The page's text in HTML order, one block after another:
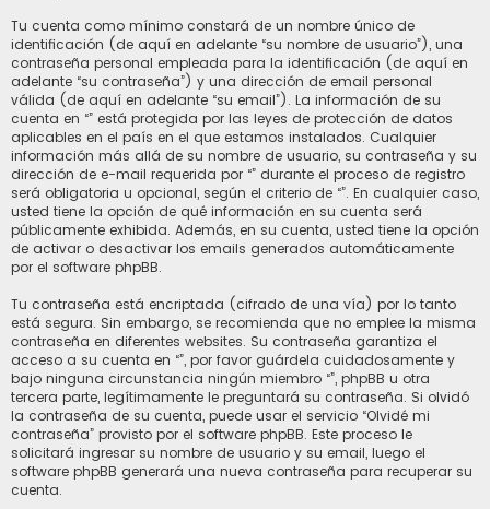
Tu cuenta como mínimo constará de un nombre único de
identificación (de aquí en adelante “su nombre de usuario”), una
contraseña personal empleada para la identificación (de aquí en
adelante “su contraseña”) y una dirección de email personal
válida (de aquí en adelante “su email”). La información de su
cuenta en “” está protegida por las leyes de protección de datos
aplicables en el país en el que estamos instalados. Cualquier
información más allá de su nombre de usuario, su contraseña y su
dirección de e-mail requerida por “” durante el proceso de registro
será obligatoria u opcional, según el criterio de “”. En cualquier caso,
usted tiene la opción de qué información en su cuenta será
públicamente exhibida. Además, en su cuenta, usted tiene la opción
de activar o desactivar los emails generados automáticamente
por el software phpBB.
Tu contraseña está encriptada (cifrado de una vía) por lo tanto
está segura. Sin embargo, se recomienda que no emplee la misma
contraseña en diferentes websites. Su contraseña garantiza el
acceso a su cuenta en “”, por favor guárdela cuidadosamente y
bajo ninguna circunstancia ningún miembro “”, phpBB u otra
tercera parte, legítimamente le preguntará su contraseña. Si olvidó
la contraseña de su cuenta, puede usar el servicio “Olvidé mi
contraseña” provisto por el software phpBB. Este proceso le
solicitará ingresar su nombre de usuario y su email, luego el
software phpBB generará una nueva contraseña para recuperar su
cuenta.